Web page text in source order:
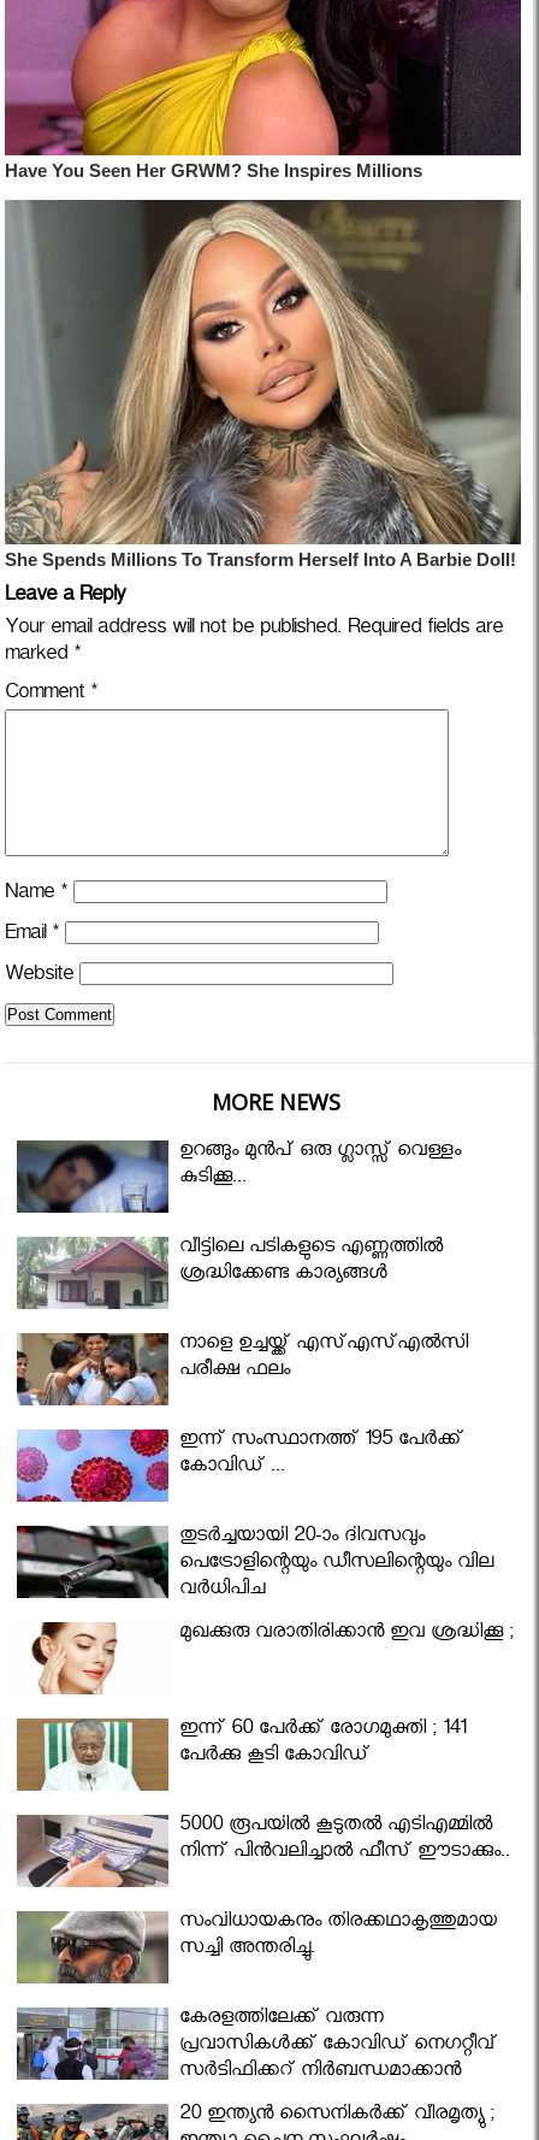
Leave a Reply
Your email address will not be published. Required fields are
marked *
Comment *
Name *
Email *
Website
MORE NEWS
ഉറങ്ങും മുന്‍പ് ഒരു ഗ്ലാസ്സ് വെള്ളം
കുടിക്കൂ...
വീട്ടിലെ പടികളുടെ എണ്ണത്തിൽ
ശ്രദ്ധിക്കേണ്ട കാര്യങ്ങൾ
നാളെ ഉച്ചയ്ക്ക് എസ്എസ്എല്‍സി
പരീക്ഷ ഫലം
ഇന്ന് സംസ്ഥാനത്ത് 195 പേര്‍ക്ക്
കോവിഡ് ...
തുടർച്ചയായി 20-ാം ദിവസവും
പെട്രോളിന്റെയും ഡീസലിന്റെയും വില
വര്‍ധിപ്പിച്ചു
മുഖക്കുരു വരാതിരിക്കാന്‍ ഇവ ശ്രദ്ധിക്കൂ ;
ഇന്ന് 60 പേർക്ക് രോഗമുക്തി ; 141
പേര്‍ക്കു കൂടി കോവിഡ്
5000 രൂപയിൽ കൂടുതൽ എടിഎമ്മിൽ
നിന്ന് പിൻവലിച്ചാൽ ഫീസ് ഈടാക്കും..
സംവിധായകനും തിരക്കഥാകൃത്തുമായ
സച്ചി അന്തരിച്ചു.
കേരളത്തിലേക്ക് വരുന്ന
പ്രവാസികള്‍ക്ക് കോവിഡ് നെഗറ്റീവ്
സര്‍ട്ടിഫിക്കറ്റ് നിർബന്ധമാക്കാൻ
മന്ത്രിസഭ
20 ഇന്ത്യൻ സൈനികർക്ക് വീരമൃത്യു ;